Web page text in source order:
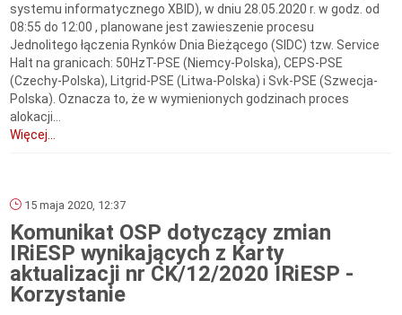
systemu informatycznego XBID), w dniu 28.05.2020 r. w godz. od
08:55 do 12:00 , planowane jest zawieszenie procesu
Jednolitego łączenia Rynków Dnia Bieżącego (SIDC) tzw. Service
Halt na granicach: 50HzT-PSE (Niemcy-Polska), CEPS-PSE
(Czechy-Polska), Litgrid-PSE (Litwa-Polska) i Svk-PSE (Szwecja-
Polska). Oznacza to, że w wymienionych godzinach proces
alokacji...
Więcej...
15 maja 2020, 12:37
Komunikat OSP dotyczący zmian
IRiESP wynikających z Karty
aktualizacji nr CK/12/2020 IRiESP -
Korzystanie